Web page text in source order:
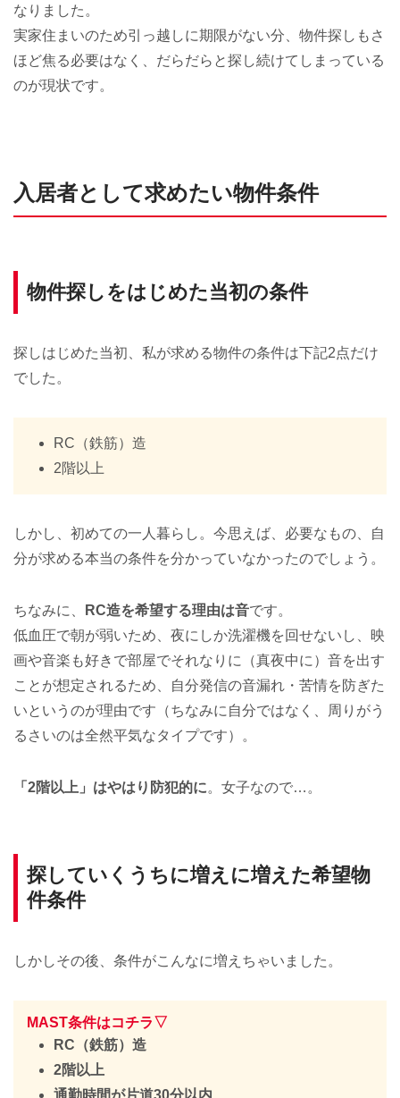
なりました。
実家住まいのため引っ越しに期限がない分、物件探しもさ
ほど焦る必要はなく、だらだらと探し続けてしまっている
のが現状です。
入居者として求めたい物件条件
物件探しをはじめた当初の条件
探しはじめた当初、私が求める物件の条件は下記2点だけ
でした。
RC（鉄筋）造
2階以上
しかし、初めての一人暮らし。今思えば、必要なもの、自
分が求める本当の条件を分かっていなかったのでしょう。
ちなみに、 RC造を希望する理由は音です。
低血圧で朝が弱いため、夜にしか洗濯機を回せないし、映
画や音楽も好きで部屋でそれなりに（真夜中に）音を出す
ことが想定されるため、自分発信の音漏れ・苦情を防ぎた
いというのが理由です（ちなみに自分ではなく、周りがう
るさいのは全然平気なタイプです）。
「2階以上」はやはり防犯的に。女子なので…。
探していくうちに増えに増えた希望物
件条件
しかしその後、条件がこんなに増えちゃいました。
MAST条件はコチラ▽
RC（鉄筋）造
2階以上
通勤時間が片道30分以内